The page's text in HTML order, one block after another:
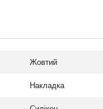
Жовтий
Накладка